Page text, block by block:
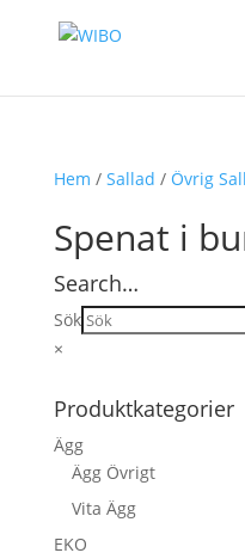
Hem / Sallad / Övrig
Spenat i
Search…
Sök
×
Produktkategorier
Ägg
Ägg Övrigt
Vita Ägg
EKO